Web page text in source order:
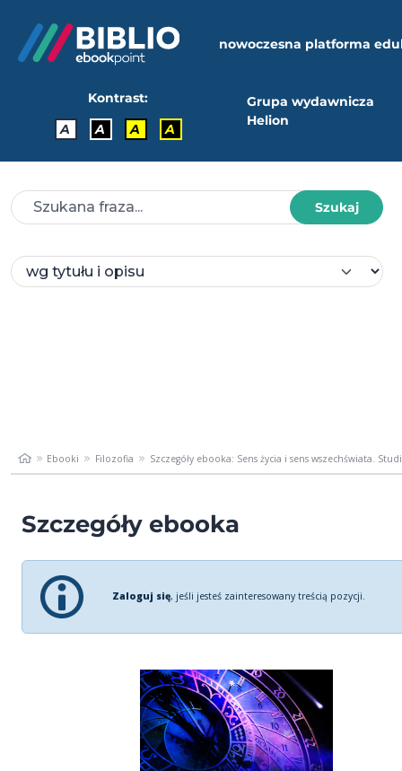
nowoczesna platforma
Kontrast:
A
A A A
Grupa wydawnicza
Helion
Szukaj
Ebooki Filozofia Szczegóły ebooka: Sens życia i sens wszechświata.
Szczegóły ebooka
Zaloguj się, jeśli jesteś zainteresowany treścią pozycji.